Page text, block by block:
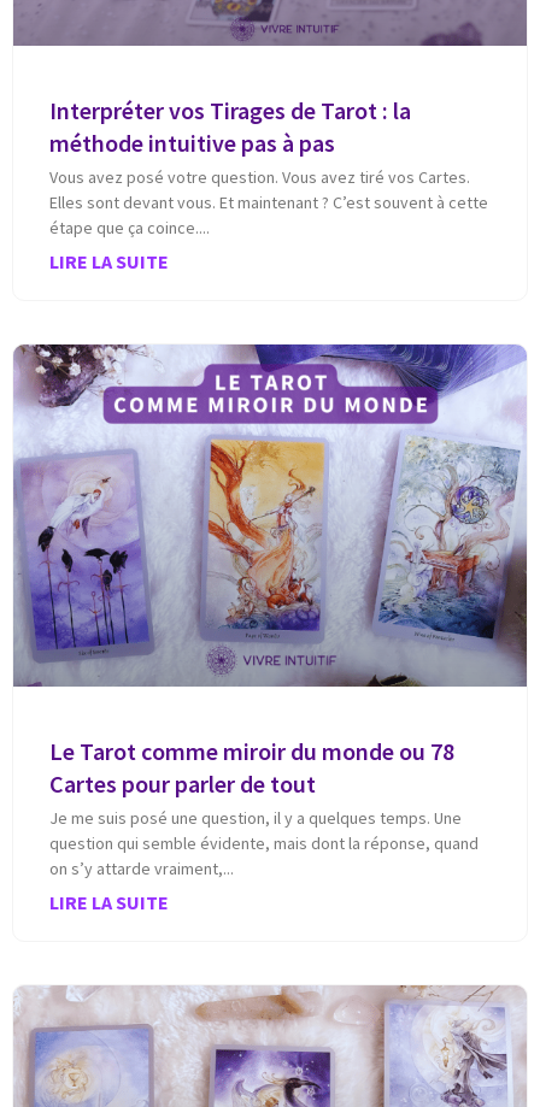
Interpréter vos Tirages de Tarot : la
méthode intuitive pas à pas
Vous avez posé votre question. Vous avez tiré vos Cartes.
Elles sont devant vous. Et maintenant ? C’est souvent à cette
étape que ça coince.
LIRE LA SUITE
Le Tarot comme miroir du monde ou 78
Cartes pour parler de tout
Je me suis posé une question, il y a quelques temps. Une
question qui semble évidente, mais dont la réponse, quand
on s’y attarde vraiment,
LIRE LA SUITE